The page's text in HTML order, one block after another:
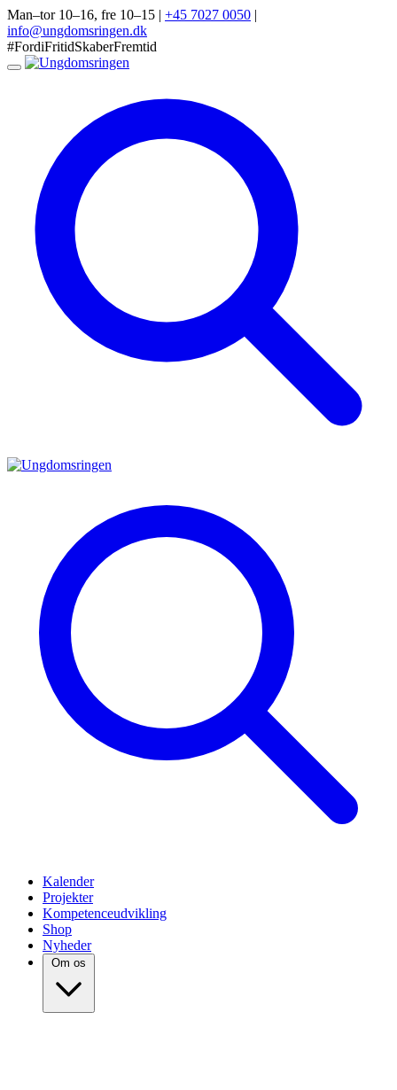
Man–tor 10–16, fre 10–15 | +45 7027 0050 |
info@ungdomsringen.dk
#FordiFritidSkaberFremtid
Kalender
Projekter
Kompetenceudvikling
Shop
Nyheder
Om os